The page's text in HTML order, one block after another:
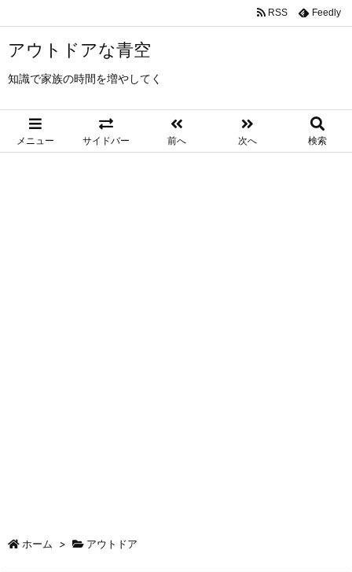
アウトドアな青空
知識で家族の時間を増やしてく
メニュー サイドバー 前へ 次へ 検索
RSS Feedly
ホーム > アウトドア